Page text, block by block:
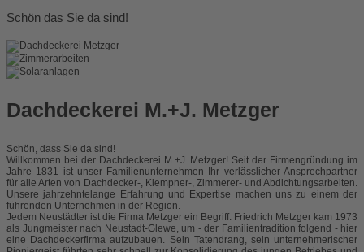
Schön das Sie da sind!
Dachdeckerei M.+J. Metzger
Schön, dass Sie da sind!
Willkommen bei der Dachdeckerei M.+J. Metzger! Seit der Firmengründung im
Jahre 1831 ist unser Familienunternehmen Ihr verlässlicher Ansprechpartner
für alle Arten von Dachdecker-, Klempner-, Zimmerer- und Abdichtungsarbeiten.
Unsere jahrzehntelange Erfahrung und Expertise machen uns zu einem der
führenden Unternehmen in der Region.
Jedem Neustädter ist die Firma Metzger ein Begriff. Friedrich Metzger kam 1973
als Jungmeister nach Neustadt-Glewe, um - der Familientradition folgend - hier
eine Dachdeckerfirma aufzubauen. Sein Tatendrang, sein unternehmerischer